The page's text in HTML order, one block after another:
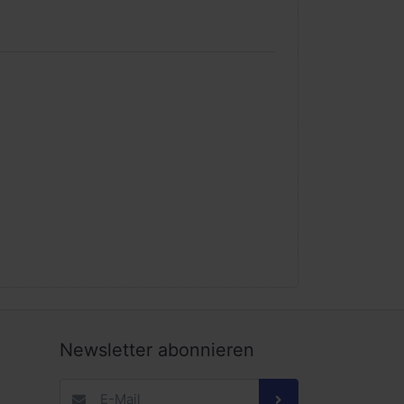
Newsletter abonnieren